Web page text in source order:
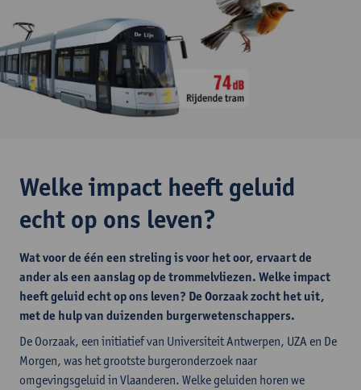
Welke impact heeft geluid
echt op ons leven?
Wat voor de één een streling is voor het oor, ervaart de
ander als een aanslag op de trommelvliezen. Welke impact
heeft geluid echt op ons leven? De Oorzaak zocht het uit,
met de hulp van duizenden burgerwetenschappers.
De Oorzaak, een initiatief van Universiteit Antwerpen, UZA en De
Morgen, was het grootste burgeronderzoek naar
omgevingsgeluid in Vlaanderen. Welke geluiden horen we